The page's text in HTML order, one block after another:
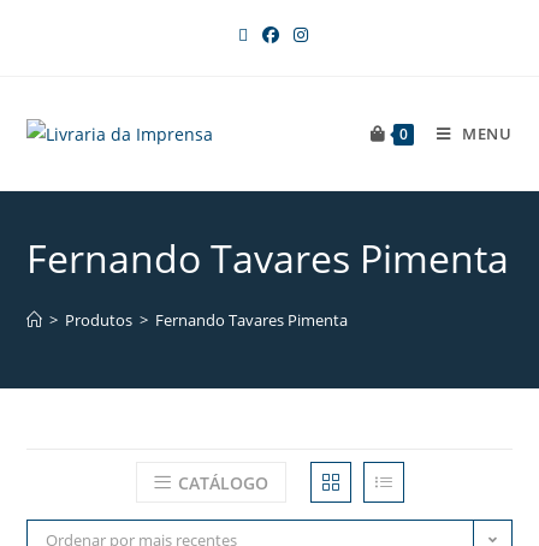
0 MENU
Fernando Tavares Pimenta
> Produtos > Fernando Tavares Pimenta
CATÁLOGO
Ordenar por mais recentes